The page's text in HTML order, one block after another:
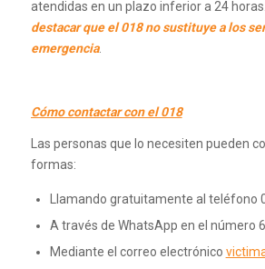
atendidas en un plazo inferior a 24 horas.
destacar que el 018 no sustituye a los
emergencia.
Cómo contactar con el 018
Las personas que lo necesiten pueden
formas:
Llamando gratuitamente al teléfono
A través de WhatsApp en el número
Mediante el correo electrónico